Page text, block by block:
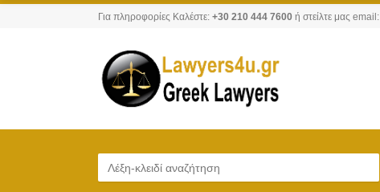
Για πληροφορίες Καλέστε: +30 210 444 7600 ή στείλτε μας email: